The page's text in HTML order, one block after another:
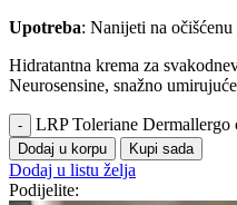
Upotreba: Nanijeti na
Hidratantna krema za
Neurosensine, snažno
LRP Toleriane Dermallergo
Dodaj u korpu Kupi sada
Dodaj u listu želja
Podijelite: